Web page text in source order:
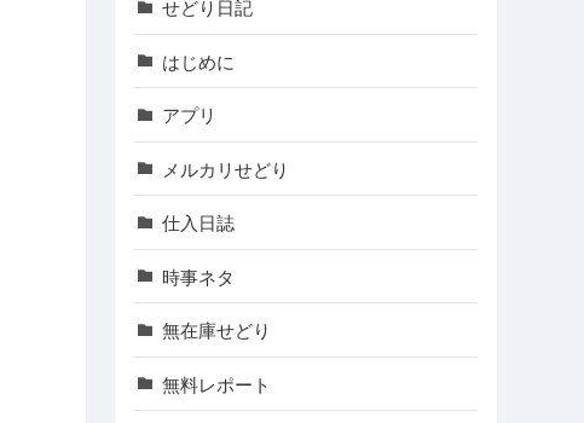
せどり日記
はじめに
アプリ
メルカリせどり
仕入日誌
時事ネタ
無在庫せどり
無料レポート